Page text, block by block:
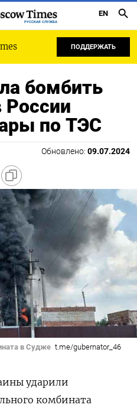
РУССКАЯ СЛУЖБА
EN
ПОДДЕРЖАТЬ
бомбить
России
по ТЭС
Обновлено: 09.07.2024
в Судже t.me/gubernator_46
ударили
комбината